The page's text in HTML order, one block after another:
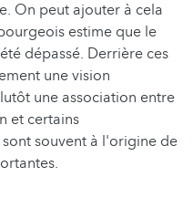
On peut ajouter à cela
estime que le
dépassé. Derrière ces
une vision
une association entre
et certains
souvent à l'origine de